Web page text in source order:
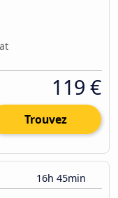
119 €
Trouvez
16h 45min